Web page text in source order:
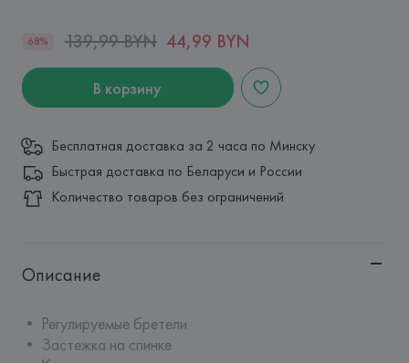
68% 139,99 BYN 44,99 BYN
В корзину
Бесплатная доставка за 2 часа по Минску
Быстрая доставка по Беларуси и России
Количество товаров без ограничений
Описание
• Регулируемые бретели
• Застежка на спинке